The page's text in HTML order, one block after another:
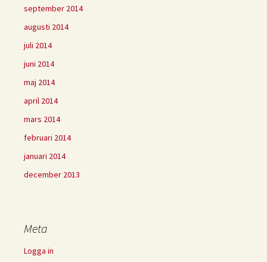
september 2014
augusti 2014
juli 2014
juni 2014
maj 2014
april 2014
mars 2014
februari 2014
januari 2014
december 2013
Meta
Logga in